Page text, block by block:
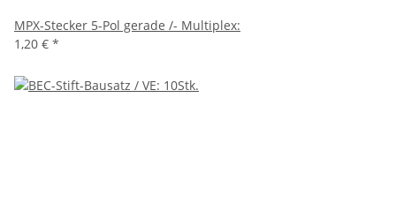
MPX-Stecker 5-Pol gerade /- Multiplex:
1,20 € *